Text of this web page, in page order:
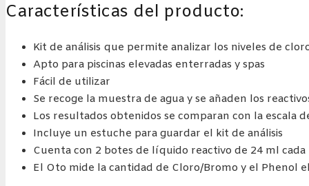
Características del producto:
Kit de análisis que permite analizar los niveles de
Apto para piscinas elevadas enterradas y spas
Fácil de utilizar
Se recoge la muestra de agua y se añaden los
Los resultados obtenidos se comparan con la escala
Incluye un estuche para guardar el kit de análisis
Cuenta con 2 botes de líquido reactivo de 24 ml cada
El Oto mide la cantidad de Cloro/Bromo y el Phenol